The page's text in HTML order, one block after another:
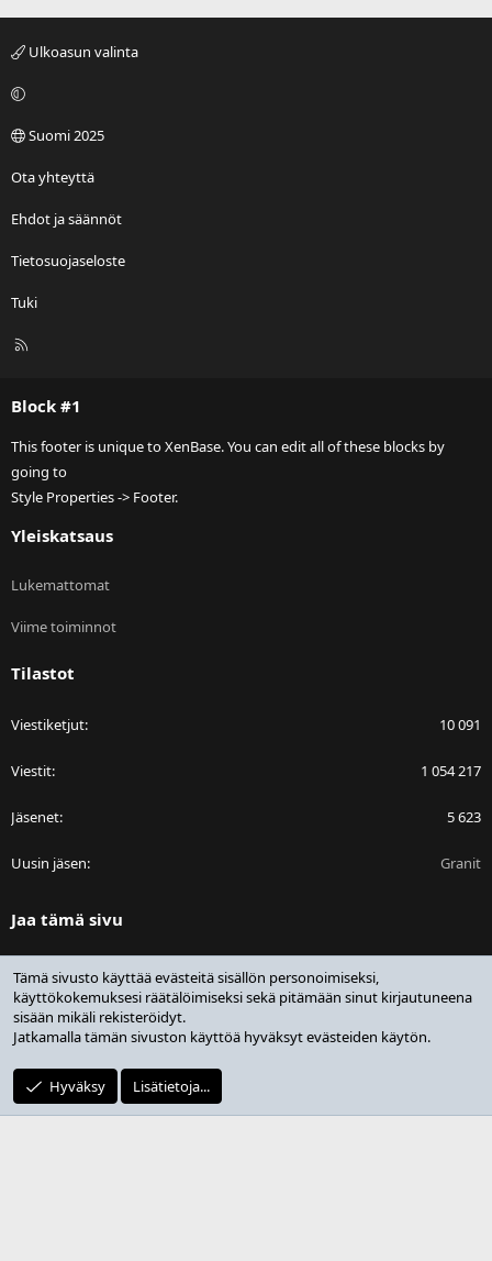
Ulkoasun valinta
Suomi 2025
Ota yhteyttä
Ehdot ja säännöt
Tietosuojaseloste
Tuki
R
Block #1
This footer is unique to XenBase. You can edit all of these blocks by
going to
Style Properties -> Footer.
Yleiskatsaus
Lukemattomat
Viime toiminnot
Tilastot
Viestiketjut 10 091
Viestit 1 054 217
Jäsenet 5 623
Uusin jäsen Granit
Jaa tämä sivu
Community platform by XenForo® © 2010-2025 XenForo Ltd.
Design by:Pixel Exit
Media embeds via s9e/MediaSites
Tämä sivusto käyttää evästeitä sisällön personoimiseksi,
käyttökokemuksesi räätälöimiseksi sekä pitämään sinut kirjautuneena
sisään mikäli rekisteröidyt.
Jatkamalla tämän sivuston käyttöä hyväksyt evästeiden käytön.
Hyväksy Lisätietoja...